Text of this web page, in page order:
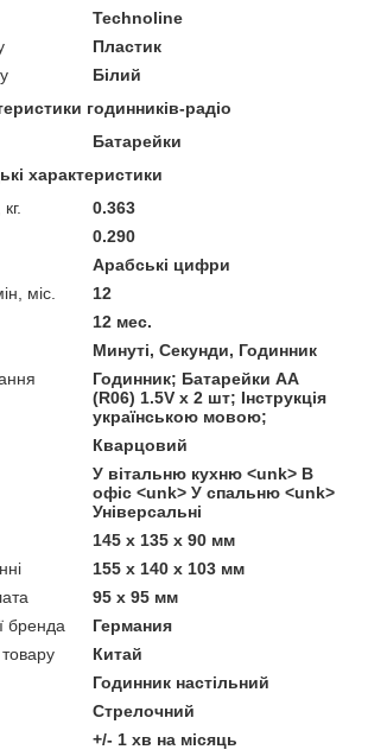
Technoline
Пластик
Білий
годинників-радіо
Батарейки
характеристики
0.363
0.290
Арабські цифри
міс.
12
12 мес.
Минуті, Секунди, Годинник
Годинник; Батарейки AA
(R06) 1.5V х 2 шт; Інструкція
українською мовою;
Кварцовий
У вітальню кухню <unk> В
офіс <unk> У спальню <unk>
Універсальні
145 х 135 х 90 мм
155 х 140 х 103 мм
95 x 95 мм
бренда
Германия
Китай
Годинник настільний
Стрелочний
+/- 1 хв на місяць